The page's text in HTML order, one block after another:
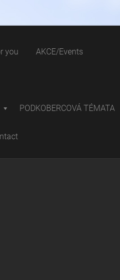
you AKCE/Events
PODKOBERCOVÁ TÉMATA